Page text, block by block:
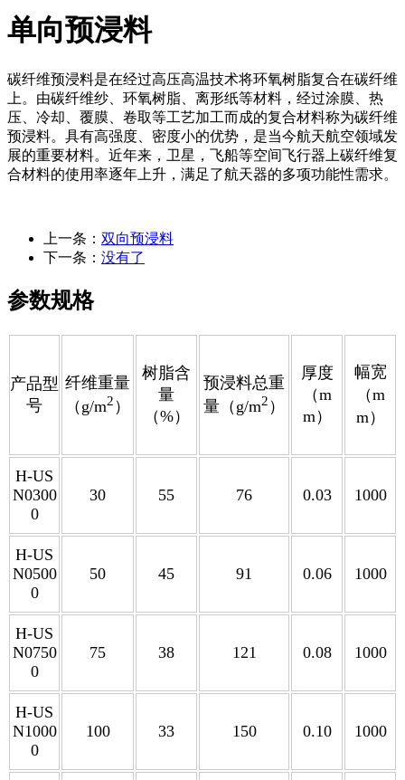
单向预浸料
碳纤维预浸料是在经过高压高温技术将环氧树脂复合在碳纤维
上。由碳纤维纱、环氧树脂、离形纸等材料，经过涂膜、热
压、冷却、覆膜、卷取等工艺加工而成的复合材料称为碳纤维
预浸料。具有高强度、密度小的优势，是当今航天航空领域发
展的重要材料。近年来，卫星，飞船等空间飞行器上碳纤维复
合材料的使用率逐年上升，满足了航天器的多项功能性需求。
上一条： 双向预浸料
下一条： 没有了
参数规格
产品型
号
纤维重量
（g/m2 ）
树脂含
量
（%）
预浸料总重
量（g/m2 ）
厚度
（m
m）
幅宽
（m
m）
H-US
N0300
0
30 55 76 0.03 1000
H-US
N0500
0
50 45 91 0.06 1000
H-US
N0750
0
75 38 121 0.08 1000
H-US
N1000
0
100 33 150 0.10 1000